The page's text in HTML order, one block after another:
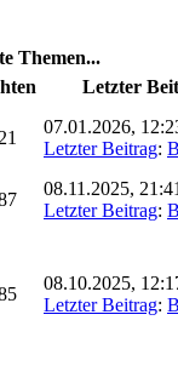
Themen...
Letzter
07.01.2026,
Letzter Beitrag:
08.11.2025,
Letzter Beitrag:
08.10.2025,
Letzter Beitrag: